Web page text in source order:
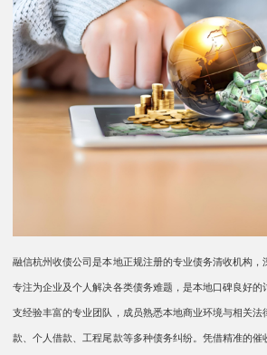
融信杭州收债公司是本地正规注册的专业债务清收机构，
专注为企业及个人解决各类债务难题，是本地口碑良好的
支经验丰富的专业团队，成员熟悉本地商业环境与相关
款、个人借款、工程尾款等多种债务纠纷。凭借精准的